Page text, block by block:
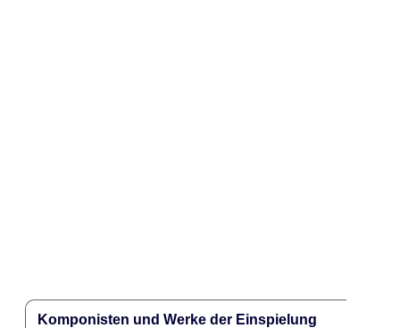
Komponisten und Werke der Einspielung